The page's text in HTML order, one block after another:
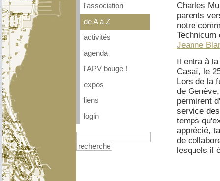
l'association
de A à Z
activités
agenda
l'APV bouge !
expos
liens
login
recherche
Charles
parents
notre
Technicum
Jeanne
Il entra à
Casaï, le
Lors de la
de
permirent
service
temps
apprécié,
de
lesquels il